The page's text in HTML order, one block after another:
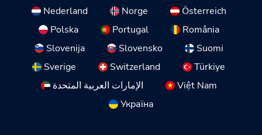
Nederland
Norge
Österreich
Polska
Portugal
România
Slovenija
Slovensko
Suomi
Sverige
Switzerland
Türkiye
الإمارات العربية المتحدة
Việt Nam
Україна